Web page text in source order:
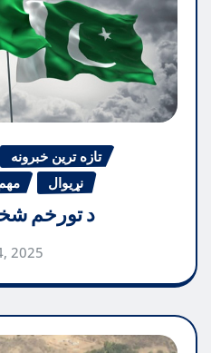
تازه ترین خبرونه
نړیوال
د تورخم
2025